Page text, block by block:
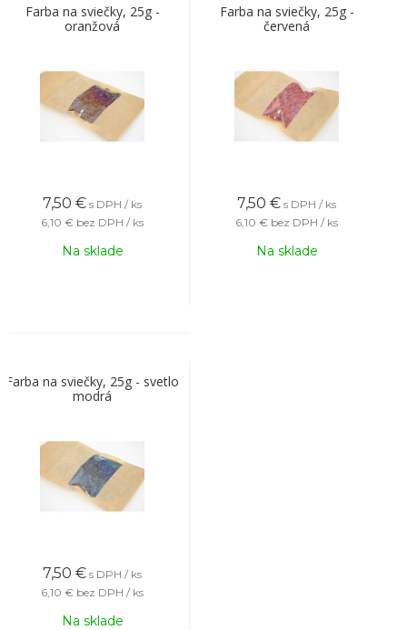
Farba na sviečky, 25g -
oranžová
7,50 € s DPH / ks
6,10 € bez DPH / ks
Na sklade
Farba na sviečky, 25g -
červená
7,50 € s DPH / ks
6,10 € bez DPH / ks
Na sklade
Farba na sviečky, 25g - svetlo
modrá
7,50 € s DPH / ks
6,10 € bez DPH / ks
Na sklade